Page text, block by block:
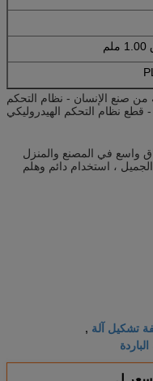
من صنع الإنسان - نظام التحكم
- قطع نظام التحكم الهيدروليكي
واسع في المصنع والمنزل
، استخدام دائم وهلم
تشكيل آلة ,